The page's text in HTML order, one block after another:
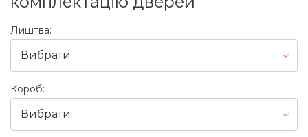
Лиштва:
Вибрати
Короб:
Вибрати